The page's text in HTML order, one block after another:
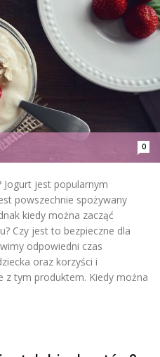
0
Jogurt jest popularnym
powszechnie spożywany
kiedy można zacząć
Czy jest to bezpieczne dla
odpowiedni czas
oraz korzyści i
z tym produktem. Kiedy można